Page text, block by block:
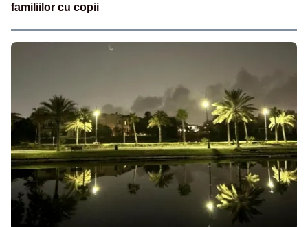
familiilor cu copii